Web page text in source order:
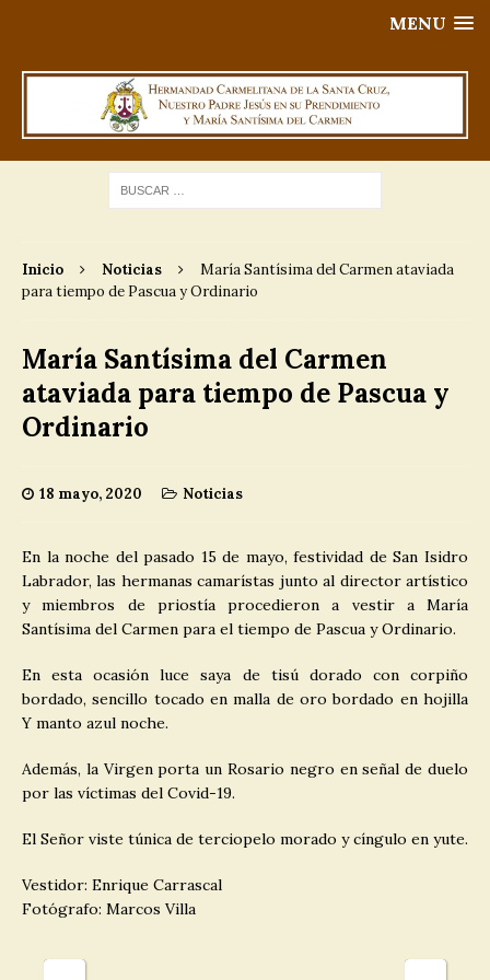
MENU
Inicio Noticias
María Santísima del Carmen ataviada
para tiempo de Pascua y Ordinario
María Santísima del Carmen
ataviada para tiempo de Pascua y
Ordinario
18 mayo, 2020 Noticias
En la noche del pasado 15 de mayo, festividad de San Isidro
Labrador, las hermanas camarístas junto al director artístico
y miembros de priostía procedieron a vestir a María
Santísima del Carmen para el tiempo de Pascua y Ordinario.
En esta ocasión luce saya de tisú dorado con corpiño
bordado, sencillo tocado en malla de oro bordado en hojilla
Y manto azul noche.
Además, la Virgen porta un Rosario negro en señal de duelo
por las víctimas del Covid-19.
El Señor viste túnica de terciopelo morado y cíngulo en yute.
Vestidor: Enrique Carrascal
Fotógrafo: Marcos Villa